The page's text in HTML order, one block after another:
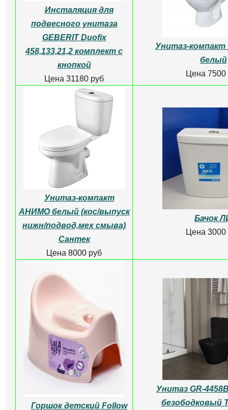
Унитаз-компакт для
детей ВЕРШОК косой
выпуск (фарфор)
► Видео
Цена 5310 руб
Унитаз-компакт
Инсталяция для
GEBERIT Duofix
458,133,21,2 комплект с
кнопкой
Цена 31180 руб
Унитаз-
белый